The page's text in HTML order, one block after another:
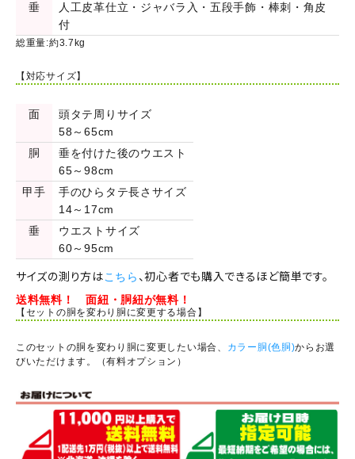
垂
人工皮革仕立・ジャバラ入・五段手飾・棒刺・角皮
付
総重量:約3.7kg
【対応サイズ】
面
頭タテ周りサイズ
58～65cm
胴
垂を付けた後のウエスト
65～98cm
甲手
手のひらタテ長さサイズ
14～17cm
垂
ウエストサイズ
60～95cm
サイズの測り方はこちら 、初心者でも購入できるほど簡単です。
送料無料！ 面紐・胴紐が無料！
【セットの胴を変わり胴に変更する場合】
このセットの胴を変わり胴に変更したい場合、 カラー胴(色胴)からお選
びいただけます。（有料オプション）